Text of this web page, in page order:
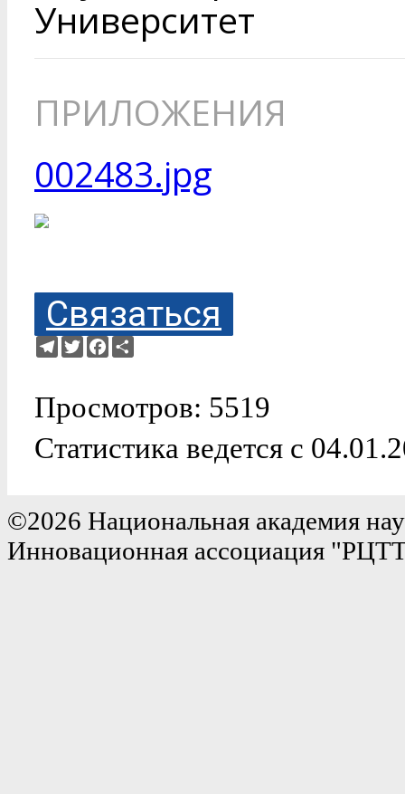
Университет
ПРИЛОЖЕНИЯ
002483.jpg
Связаться
Telegram
TwitterFacebook
Просмотров: 5519
Статистика ведется с
©2026 Национальная академия
Инновационная ассоциация